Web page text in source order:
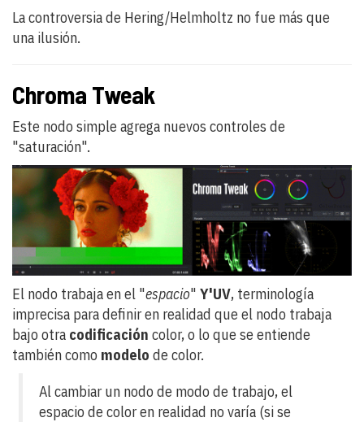
La controversia de Hering/Helmholtz no fue más que
una ilusión.
Chroma Tweak
Este nodo simple agrega nuevos controles de
"saturación".
El nodo trabaja en el "espacio" Y'UV, terminología
imprecisa para definir en realidad que el nodo trabaja
bajo otra codificación color, o lo que se entiende
también como modelo de color.
Al cambiar un nodo de modo de trabajo, el
espacio de color en realidad no varía (si se